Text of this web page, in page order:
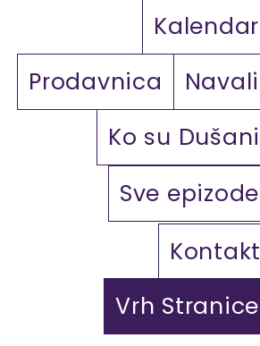
Kalendar
Prodavnica
Navali
Ko su Dušani
Sve epizode
Kontakt
Vrh Stranice